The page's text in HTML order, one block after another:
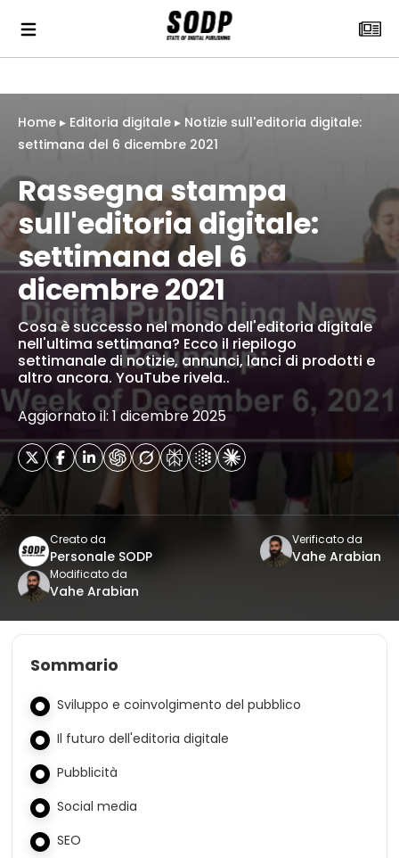
Home ▸ Editoria digitale ▸ Notizie sull'editoria digitale:
settimana del 6 dicembre 2021
Rassegna stampa
sull'editoria digitale:
settimana del 6
dicembre 2021
Cosa è successo nel mondo dell'editoria digitale
nell'ultima settimana? Ecco il riepilogo
settimanale di notizie, annunci, lanci di prodotti e
altro ancora. YouTube rivela..
Aggiornato il: 1 dicembre 2025
Creato da
Personale SODP
Verificato da
Vahe Arabian
Modificato da
Vahe Arabian
Sommario
Sviluppo e coinvolgimento del pubblico
Il futuro dell'editoria digitale
Pubblicità
Social media
SEO